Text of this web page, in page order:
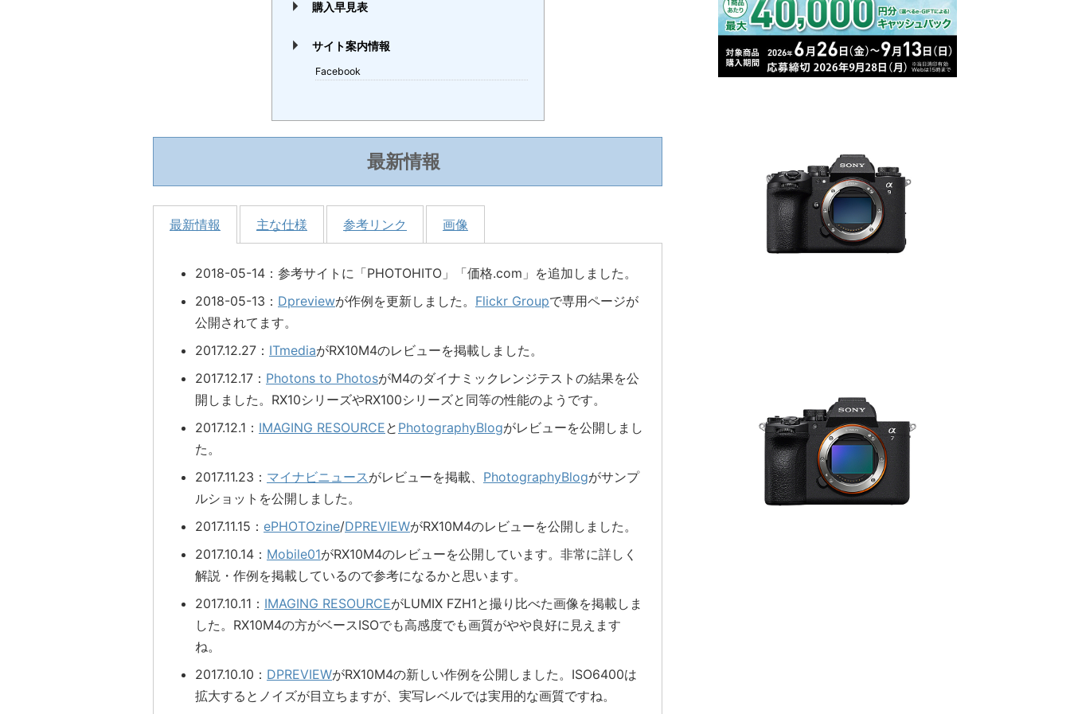
購入早見表
サイト案内情報
Facebook
最新情報
最新情報 主な仕様 参考リンク 画像
2018-05-14：参考サイトに「PHOTOHITO」「価格.com」を追加しました。
2018-05-13： Dpreviewが作例を更新しました。 Flickr Groupで専用ページが
公開されてます。
2017.12.27： ITmediaがRX10M4のレビューを掲載しました。
2017.12.17： Photons to PhotosがM4のダイナミックレンジテストの結果を公
開しました。RX10シリーズやRX100シリーズと同等の性能のようです。
2017.12.1： IMAGING RESOURCEと PhotographyBlogがレビューを公開しまし
た。
2017.11.23： マイナビニュースがレビューを掲載、 PhotographyBlogがサンプ
ルショットを公開しました。
2017.11.15： ePHOTOzine/DPREVIEWがRX10M4のレビューを公開しました。
2017.10.14： Mobile01がRX10M4のレビューを公開しています。非常に詳しく
解説・作例を掲載しているので参考になるかと思います。
2017.10.11： IMAGING RESOURCEがLUMIX FZH1と撮り比べた画像を掲載しま
した。RX10M4の方がベースISOでも高感度でも画質がやや良好に見えます
ね。
2017.10.10： DPREVIEWがRX10M4の新しい作例を公開しました。ISO6400は
拡大するとノイズが目立ちますが、実写レベルでは実用的な画質ですね。